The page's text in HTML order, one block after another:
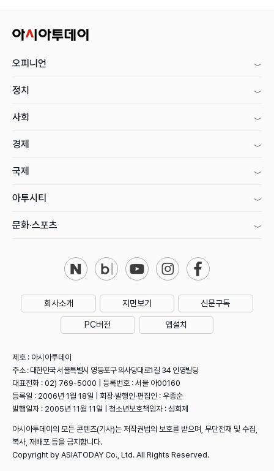
오피니언
정치
사회
경제
국제
아투시티
문화·스포츠
회사소개 지면보기 신문구독
PC버전 앱설치
제호 : 아시아투데이
주소 : 대한민국 서울특별시 영등포구 의사당대로1길 34 인영빌딩
대표전화 : 02) 769-5000 | 등록번호 : 서울 아00160
등록일 : 2006년 1월 18일 | 회장·발행인·편집인 : 우종순
발행일자 : 2005년 11월 11일 | 청소년보호책임자 : 성희제
아시아투데이의 모든 콘텐츠(기사)는 저작권법의 보호를 받으며, 무단전재 및 수집,
복사, 재배포 등을 금지합니다.
Copyright by ASIATODAY Co., Ltd. All Rights Reserved.